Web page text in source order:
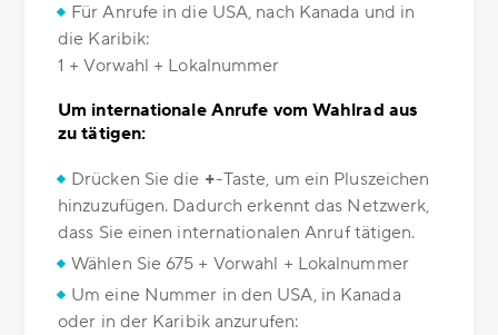
Für Anrufe in die USA, nach Kanada und in
die Karibik:
1 + Vorwahl + Lokalnummer
Um internationale Anrufe vom Wahlrad aus
zu tätigen:
Drücken Sie die +-Taste, um ein Pluszeichen
hinzuzufügen. Dadurch erkennt das Netzwerk,
dass Sie einen internationalen Anruf tätigen.
Wählen Sie 675 + Vorwahl + Lokalnummer
Um eine Nummer in den USA, in Kanada
oder in der Karibik anzurufen: